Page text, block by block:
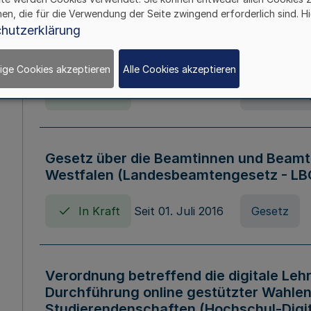
Verordnung über die
Nordrhein-Westfalen
Gesetz über die Beamtinnen und
Westfalen (Landesbeamtengesetz -
In Kraft Seit 01. Juli 2016 Gesetz
Verordnung betreffend die digitale
Durchführung online gestützter
die für die Verwendung der Seite zwingend erforderlich sind.
Cookies akzeptieren Alle Cookies akzeptieren